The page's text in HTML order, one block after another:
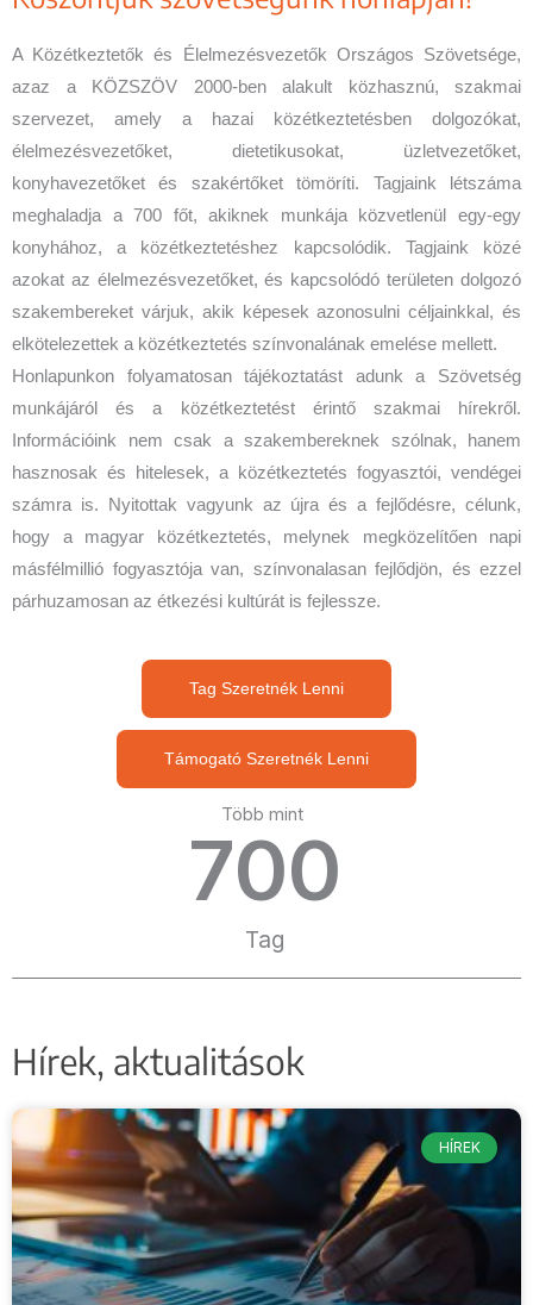
A Közétkeztetők és Élelmezésvezetők Országos Szövetsége,
azaz a KÖZSZÖV 2000-ben alakult közhasznú, szakmai
szervezet, amely a hazai közétkeztetésben dolgozókat,
élelmezésvezetőket, dietetikusokat, üzletvezetőket,
konyhavezetőket és szakértőket tömöríti. Tagjaink létszáma
meghaladja a 700 főt, akiknek munkája közvetlenül egy-egy
konyhához, a közétkeztetéshez kapcsolódik. Tagjaink közé
azokat az élelmezésvezetőket, és kapcsolódó területen dolgozó
szakembereket várjuk, akik képesek azonosulni céljainkkal, és
elkötelezettek a közétkeztetés színvonalának emelése mellett.
Honlapunkon folyamatosan tájékoztatást adunk a Szövetség
munkájáról és a közétkeztetést érintő szakmai hírekről.
Információink nem csak a szakembereknek szólnak, hanem
hasznosak és hitelesek, a közétkeztetés fogyasztói, vendégei
számra is. Nyitottak vagyunk az újra és a fejlődésre, célunk,
hogy a magyar közétkeztetés, melynek megközelítően napi
másfélmillió fogyasztója van, színvonalasan fejlődjön, és ezzel
párhuzamosan az étkezési kultúrát is fejlessze.
Több mint
Tag
700
Tag Szeretnék Lenni
Támogató Szeretnék Lenni
Hírek, aktualitások
HÍREK